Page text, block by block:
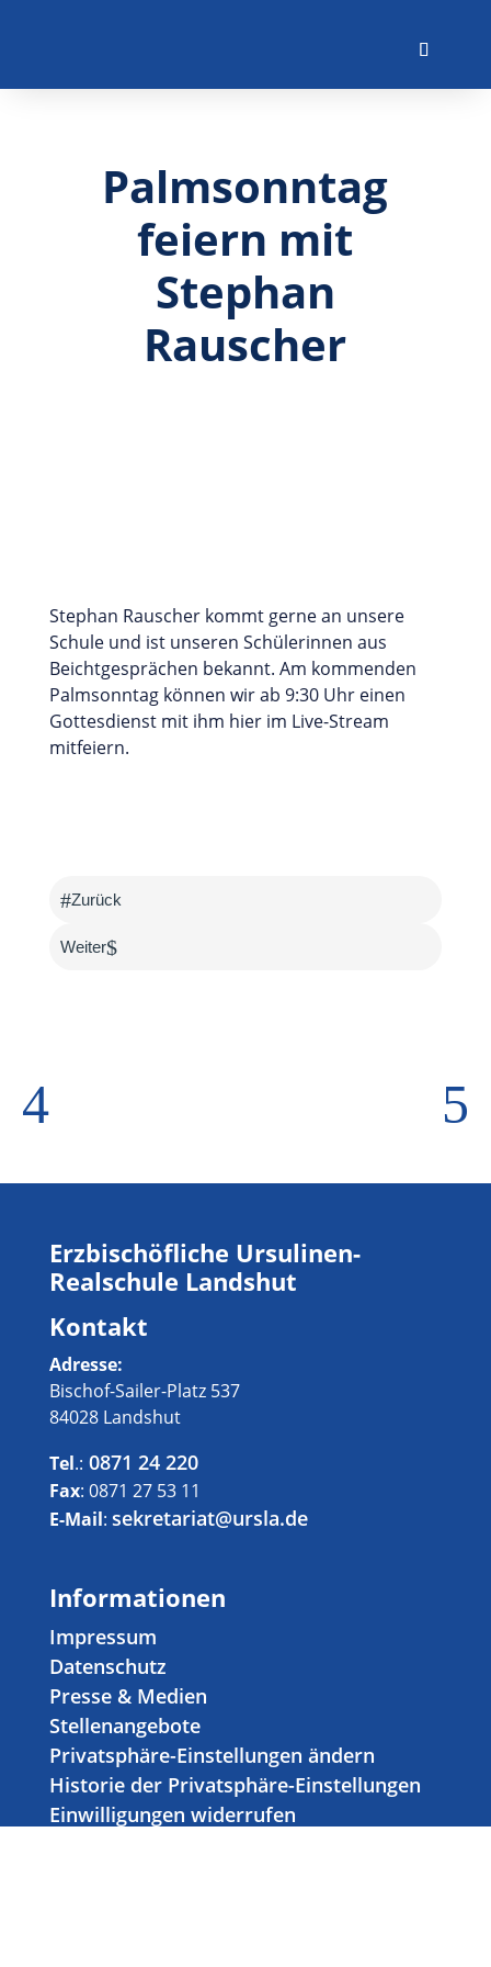
Palmsonntag
feiern mit
Stephan
Rauscher
Stephan Rauscher kommt gerne an unsere
Schule und ist unseren Schülerinnen aus
Beichtgesprächen bekannt. Am kommenden
Palmsonntag können wir ab 9:30 Uhr einen
Gottesdienst mit ihm hier im Live-Stream
mitfeiern.
#Zurück
Weiter$
4 5
Erzbischöfliche Ursulinen-
Realschule Landshut
Kontakt
Adresse:
Bischof-Sailer-Platz 537
84028 Landshut
Tel.: 0871 24 220
Fax: 0871 27 53 11
E-Mail: sekretariat@ursla.de
Informationen
Impressum
Datenschutz
Presse & Medien
Stellenangebote
Privatsphäre-Einstellungen ändern
Historie der Privatsphäre-Einstellungen
Einwilligungen widerrufen